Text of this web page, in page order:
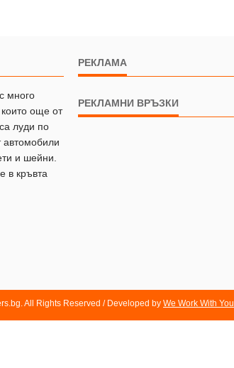
много
още от
луди по
автомобили
и шейни.
в кръвта
РЕКЛАМА
РЕКЛАМНИ ВРЪЗКИ
All Rights Reserved / Developed by We Work With You